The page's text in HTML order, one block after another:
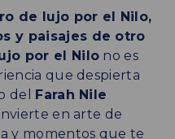
de lujo por el Nilo,
y paisajes de otro
por el Nilo no es
que despierta
del Farah Nile
en arte de
y momentos que te